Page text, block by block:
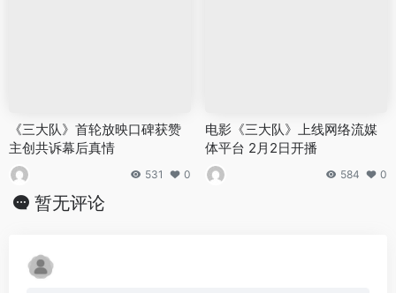
《三大队》首轮放映口碑获赞
主创共诉幕后真情
531 0
电影《三大队》上线网络流媒
体平台 2月2日开播
584 0
暂无评论